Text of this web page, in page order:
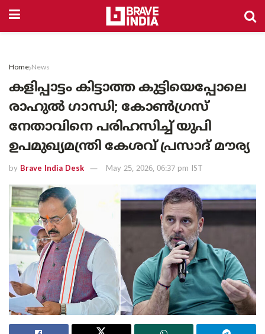
Home News
കളിപ്പാട്ടം കിട്ടാത്ത കുട്ടിയെപ്പോലെ
രാഹുൽ ഗാന്ധി; കോൺഗ്രസ്
നേതാവിനെ പരിഹസിച്ച് യുപി
ഉപമുഖ്യമന്ത്രി കേശവ് പ്രസാദ് മൗര്യ
by Brave India Desk May 25, 2026, 06:37 pm IST